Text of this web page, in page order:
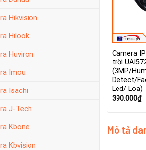
Hikvision
Hilook
Huviron
Imou
Isachi
J-Tech
Kbone
Kbvision
Camera
trời
(3MP/
Detect/
Led/ Loa)
390.000₫
Mô tả